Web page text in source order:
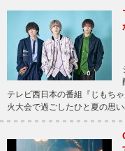
テレビ西日本の番組『じもち
火大会で過ごしたひと夏の思